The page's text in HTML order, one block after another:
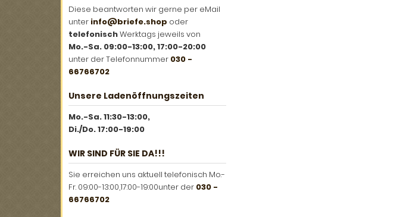
Diese beantworten wir gerne per eMail
unter info@briefe.shop oder
telefonischWerktags jeweils von
Mo.-Sa. 09:00-13:00, 17:00-20:00
unter der Telefonnummer 030 -
66766702
Unsere Ladenöffnungszeiten
Mo.-Sa. 11:30-13:00,
Di./Do. 17:00-19:00
WIR SIND FÜR SIE DA!!!
Sie erreichen uns aktuell telefonisch Mo.-
Fr. 09:00-13:00,17:00-19:00unter der 030 -
66766702